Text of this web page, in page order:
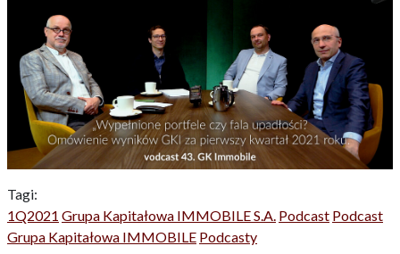
Tagi:
1Q2021 Grupa Kapitałowa IMMOBILE S.A. Podcast Podcast
Grupa Kapitałowa IMMOBILE Podcasty